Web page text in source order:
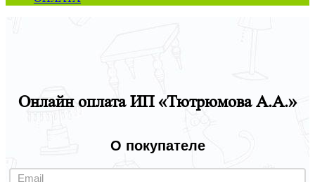
Онлайн оплата ИП «Тютрюмова А.А.»
О покупателе